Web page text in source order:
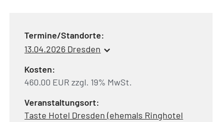
Termine/Standorte:
13.04.2026 Dresden
Kosten:
460.00 EUR zzgl. 19% MwSt.
Veranstaltungsort:
Taste Hotel Dresden (ehemals Ringhotel